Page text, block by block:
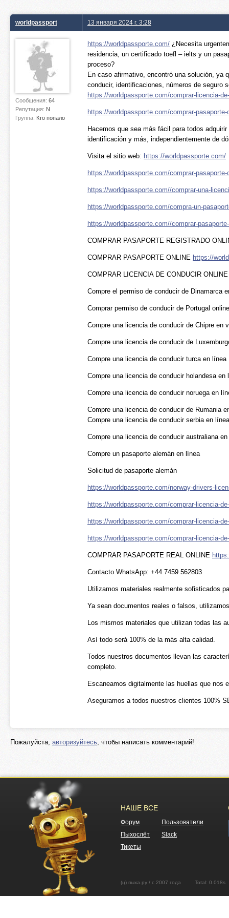
worldpassport
Сообщения: 64
Репутация: N
Группа: Кто попало
13 января 2024 г. 3:28
https://worldpassporte.com/ ¿Necesita
residencia, un certificado toefl – ielts y un
proceso?
En caso afirmativo, encontró una solución, ya
conducir, identificaciones, números de seguro
https://worldpassporte.com/comprar-licencia-
https://worldpassporte.com/comprar-pasaporte-
Hacemos que sea más fácil para todos
identificación y más, independientemente de
Visita el sitio web: https://worldpassporte.com/
https://worldpassporte.com/comprar-
https://worldpassporte.com//comprar-una-
https://worldpassporte.com/compra-un-
https://worldpassporte.com//comprar-
COMPRAR PASAPORTE REGISTRADO
COMPRAR PASAPORTE ONLINE https://
COMPRAR LICENCIA DE CONDUCIR
Compre el permiso de conducir de Dinamarca
Comprar permiso de conducir de Portugal online
Compre una licencia de conducir de Chipre en
Compre una licencia de conducir de
Compre una licencia de conducir turca en línea
Compre una licencia de conducir holandesa en
Compre una licencia de conducir noruega en
Compre una licencia de conducir de Rumania
Compre una licencia de conducir serbia en línea
Compre una licencia de conducir australiana
Compre un pasaporte alemán en línea
Solicitud de pasaporte alemán
https://worldpassporte.com/norway-drivers-
https://worldpassporte.com/comprar-licencia-
https://worldpassporte.com/comprar-licencia-
https://worldpassporte.com/comprar-licencia-
COMPRAR PASAPORTE REAL ONLINE
Contacto WhatsApp: +44 7459 562803
Utilizamos materiales realmente sofisticados
Ya sean documentos reales o falsos,
Los mismos materiales que utilizan todas las
Así todo será 100% de la más alta calidad.
Todos nuestros documentos llevan las
completo.
Escaneamos digitalmente las huellas que
Aseguramos a todos nuestros clientes 100%
Пожалуйста, авторизуйтесь, чтобы написать комментарий!
НАШЕ ВСЕ
Форум
Пользователи
Пыхослёт
Slack
Тикеты
(ц) пыха.ру / с 2007 года Total: